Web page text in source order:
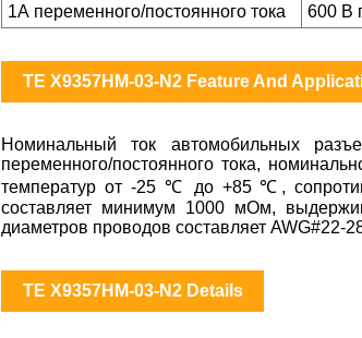
1А переменного/постоянного тока
600 В
TE X9357HM-03-N2 Feature And
Номинальный ток автомобильных
переменного/постоянного тока,
температур от -25 ℃ до +85 ℃,
составляет минимум 1000 мОм,
диаметров проводов составляет AWG#22-
TE X9357HM-03-N2 Details